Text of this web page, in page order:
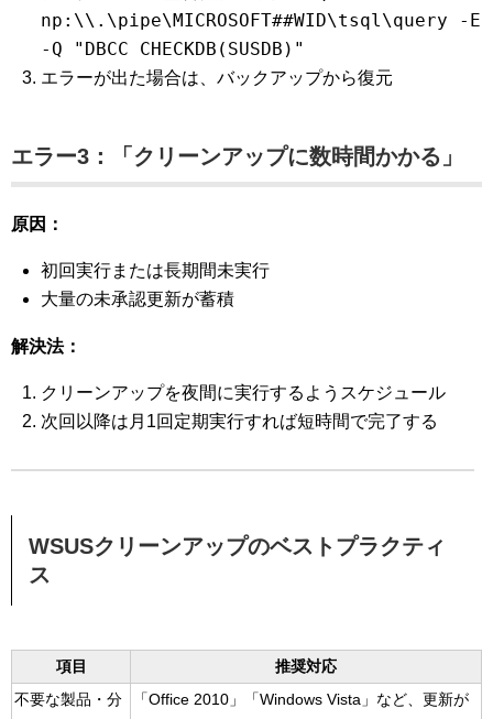
np:\\.\pipe\MICROSOFT##WID\tsql\query -E
-Q "DBCC CHECKDB(SUSDB)"
エラーが出た場合は、バックアップから復元
エラー3：「クリーンアップに数時間かかる」
原因：
初回実行または長期間未実行
大量の未承認更新が蓄積
解決法：
クリーンアップを夜間に実行するようスケジュール
次回以降は月1回定期実行すれば短時間で完了する
WSUSクリーンアップのベストプラクティ
ス
項目
推奨対応
不要な製品・分
「Office 2010」「Windows Vista」など、更新が